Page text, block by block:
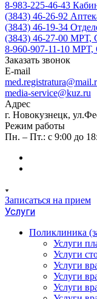
8-983-225-46-43
(3843) 46-26-92
(3843) 46-19-34
(3843) 46-27-00 МРТ,
8-960-907-11-10 МРТ,
Заказать звонок
E-mail
media-service@kuz.ru
Адрес
г. Новокузнецк,
Режим работы
Пн. – Пт.: с 9:00 до
Записаться на прием
Услуги
Поликлиника
Услуги
Услуги
Услуги
Услуги
Услуги